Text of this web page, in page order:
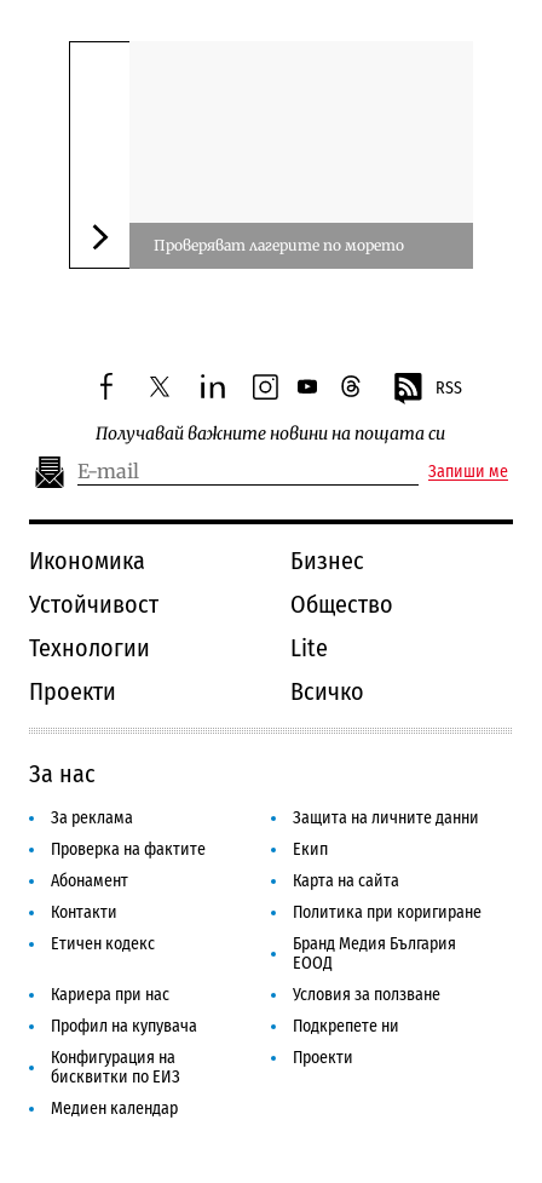
Следваща новина
Проверяват лагерите по морето
facebooktwitterlinkedininstagram
youtubethreads RSS
Получавай важните новини на пощата си
Запиши ме
Икономика
Бизнес
Устойчивост
Общество
Технологии
Lite
Проекти
Всичко
За нас
За реклама
Защита на личните данни
Проверка на фактите
Екип
Абонамент
Карта на сайта
Контакти
Политика при коригиране
Етичен кодекс
Бранд Медия България
ЕООД
Кариера при нас
Условия за ползване
Профил на купувача
Подкрепете ни
Конфигурация на
бисквитки по ЕИЗ
Проекти
Медиен календар